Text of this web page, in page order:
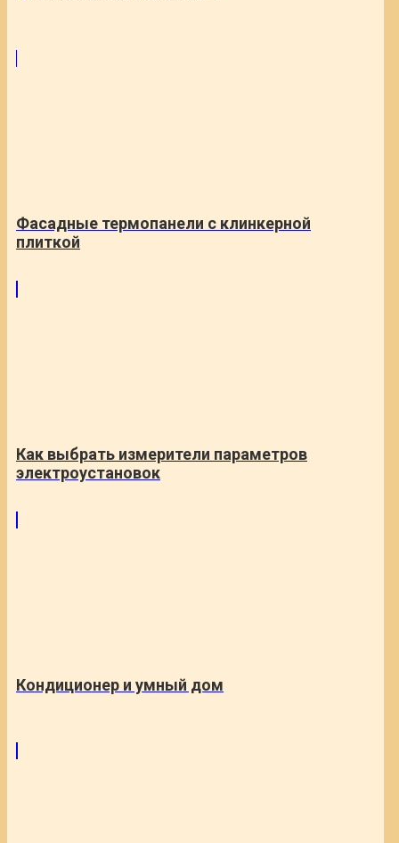
Фасадные термопанели с клинкерной
плиткой
Как выбрать измерители параметров
электроустановок
Кондиционер и умный дом